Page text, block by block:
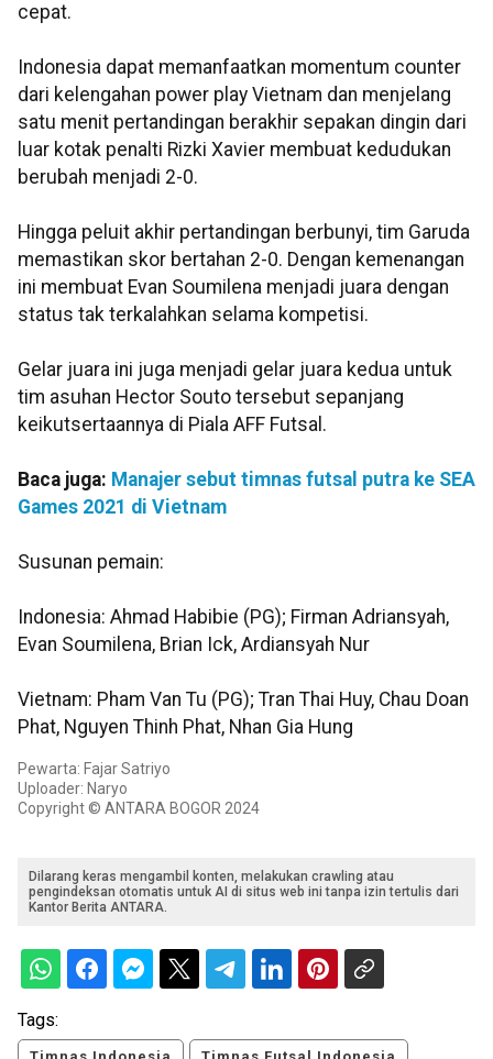
cepat.
Indonesia dapat memanfaatkan momentum counter
dari kelengahan power play Vietnam dan menjelang
satu menit pertandingan berakhir sepakan dingin dari
luar kotak penalti Rizki Xavier membuat kedudukan
berubah menjadi 2-0.
Hingga peluit akhir pertandingan berbunyi, tim Garuda
memastikan skor bertahan 2-0. Dengan kemenangan
ini membuat Evan Soumilena menjadi juara dengan
status tak terkalahkan selama kompetisi.
Gelar juara ini juga menjadi gelar juara kedua untuk
tim asuhan Hector Souto tersebut sepanjang
keikutsertaannya di Piala AFF Futsal.
Baca juga: Manajer sebut timnas futsal putra ke SEA
Games 2021 di Vietnam
Susunan pemain:
Indonesia: Ahmad Habibie (PG); Firman Adriansyah,
Evan Soumilena, Brian Ick, Ardiansyah Nur
Vietnam: Pham Van Tu (PG); Tran Thai Huy, Chau Doan
Phat, Nguyen Thinh Phat, Nhan Gia Hung
Pewarta: Fajar Satriyo
Uploader: Naryo
Copyright © ANTARA BOGOR 2024
Dilarang keras mengambil konten, melakukan crawling atau
pengindeksan otomatis untuk AI di situs web ini tanpa izin tertulis dari
Kantor Berita ANTARA.
Tags: